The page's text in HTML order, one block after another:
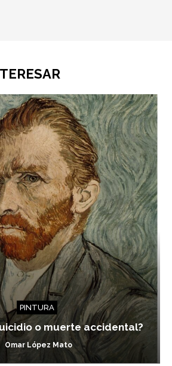
PINTURA
o muerte accidental?
Omar López Mato